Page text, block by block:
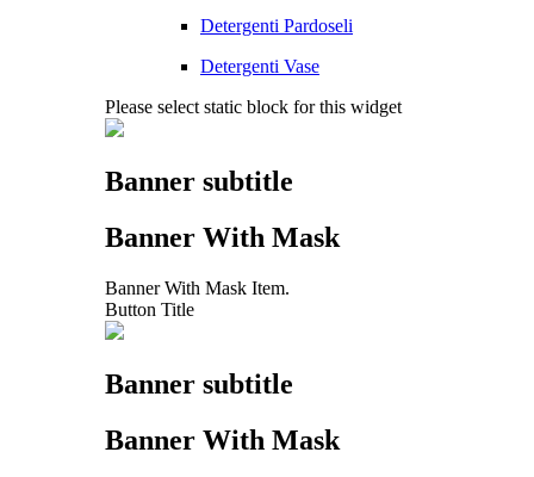
Detergenti Pardoseli
Detergenti Vase
Please select static block for this widget
Banner subtitle
Banner With Mask
Banner With Mask Item.
Button Title
Banner subtitle
Banner With Mask